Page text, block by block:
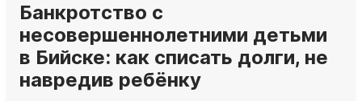
Банкротство с
несовершеннолетними детьми
в Бийске: как списать долги, не
навредив ребёнку